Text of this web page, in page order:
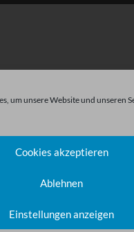
um unsere Website und unseren
Cookies akzeptieren
Ablehnen
Einstellungen anzeigen